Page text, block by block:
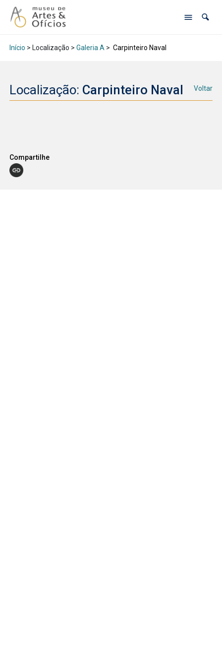
Início > Localização > Galeria A > Carpinteiro Naval
Localização: Carpinteiro Naval Voltar
Compartilhe